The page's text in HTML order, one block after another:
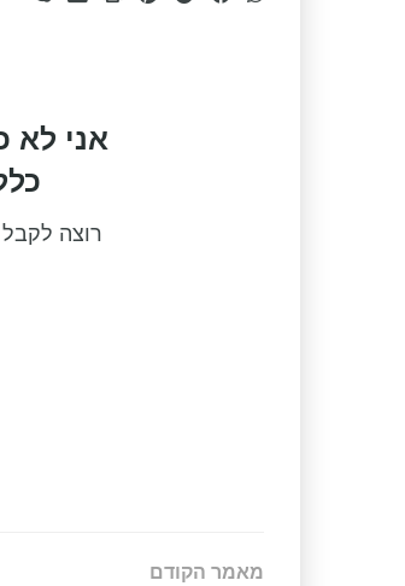
אני לא
רוצה
מאמר הקודם